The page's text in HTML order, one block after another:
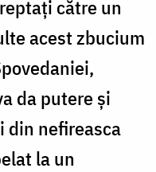
către un
acest zbucium
da putere și
din nefireasca
la un